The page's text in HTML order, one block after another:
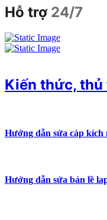
Hỗ trợ 24/7
Kiến thức, thủ
Hướng dẫn sửa cáp kích
Hướng dẫn sửa bản lề